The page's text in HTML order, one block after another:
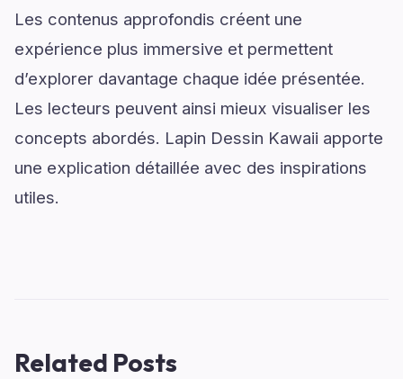
Les contenus approfondis créent une
expérience plus immersive et permettent
d’explorer davantage chaque idée présentée.
Les lecteurs peuvent ainsi mieux visualiser les
concepts abordés. Lapin Dessin Kawaii apporte
une explication détaillée avec des inspirations
utiles.
Related Posts